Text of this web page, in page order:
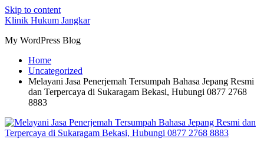
Skip to content
Klinik Hukum Jangkar
My WordPress Blog
Home
Uncategorized
Melayani Jasa Penerjemah Tersumpah Bahasa Jepang Resmi
dan Terpercaya di Sukaragam Bekasi, Hubungi 0877 2768
8883